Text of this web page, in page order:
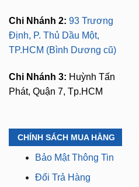
Chi Nhánh 2: 93 Trương
Định, P. Thủ Dầu Một,
TP.HCM (Bình Dương cũ)
Chi Nhánh 3: Huỳnh Tấn
Phát, Quận 7, Tp.HCM
CHÍNH SÁCH MUA HÀNG
Bảo Mật Thông Tin
Đổi Trả Hàng